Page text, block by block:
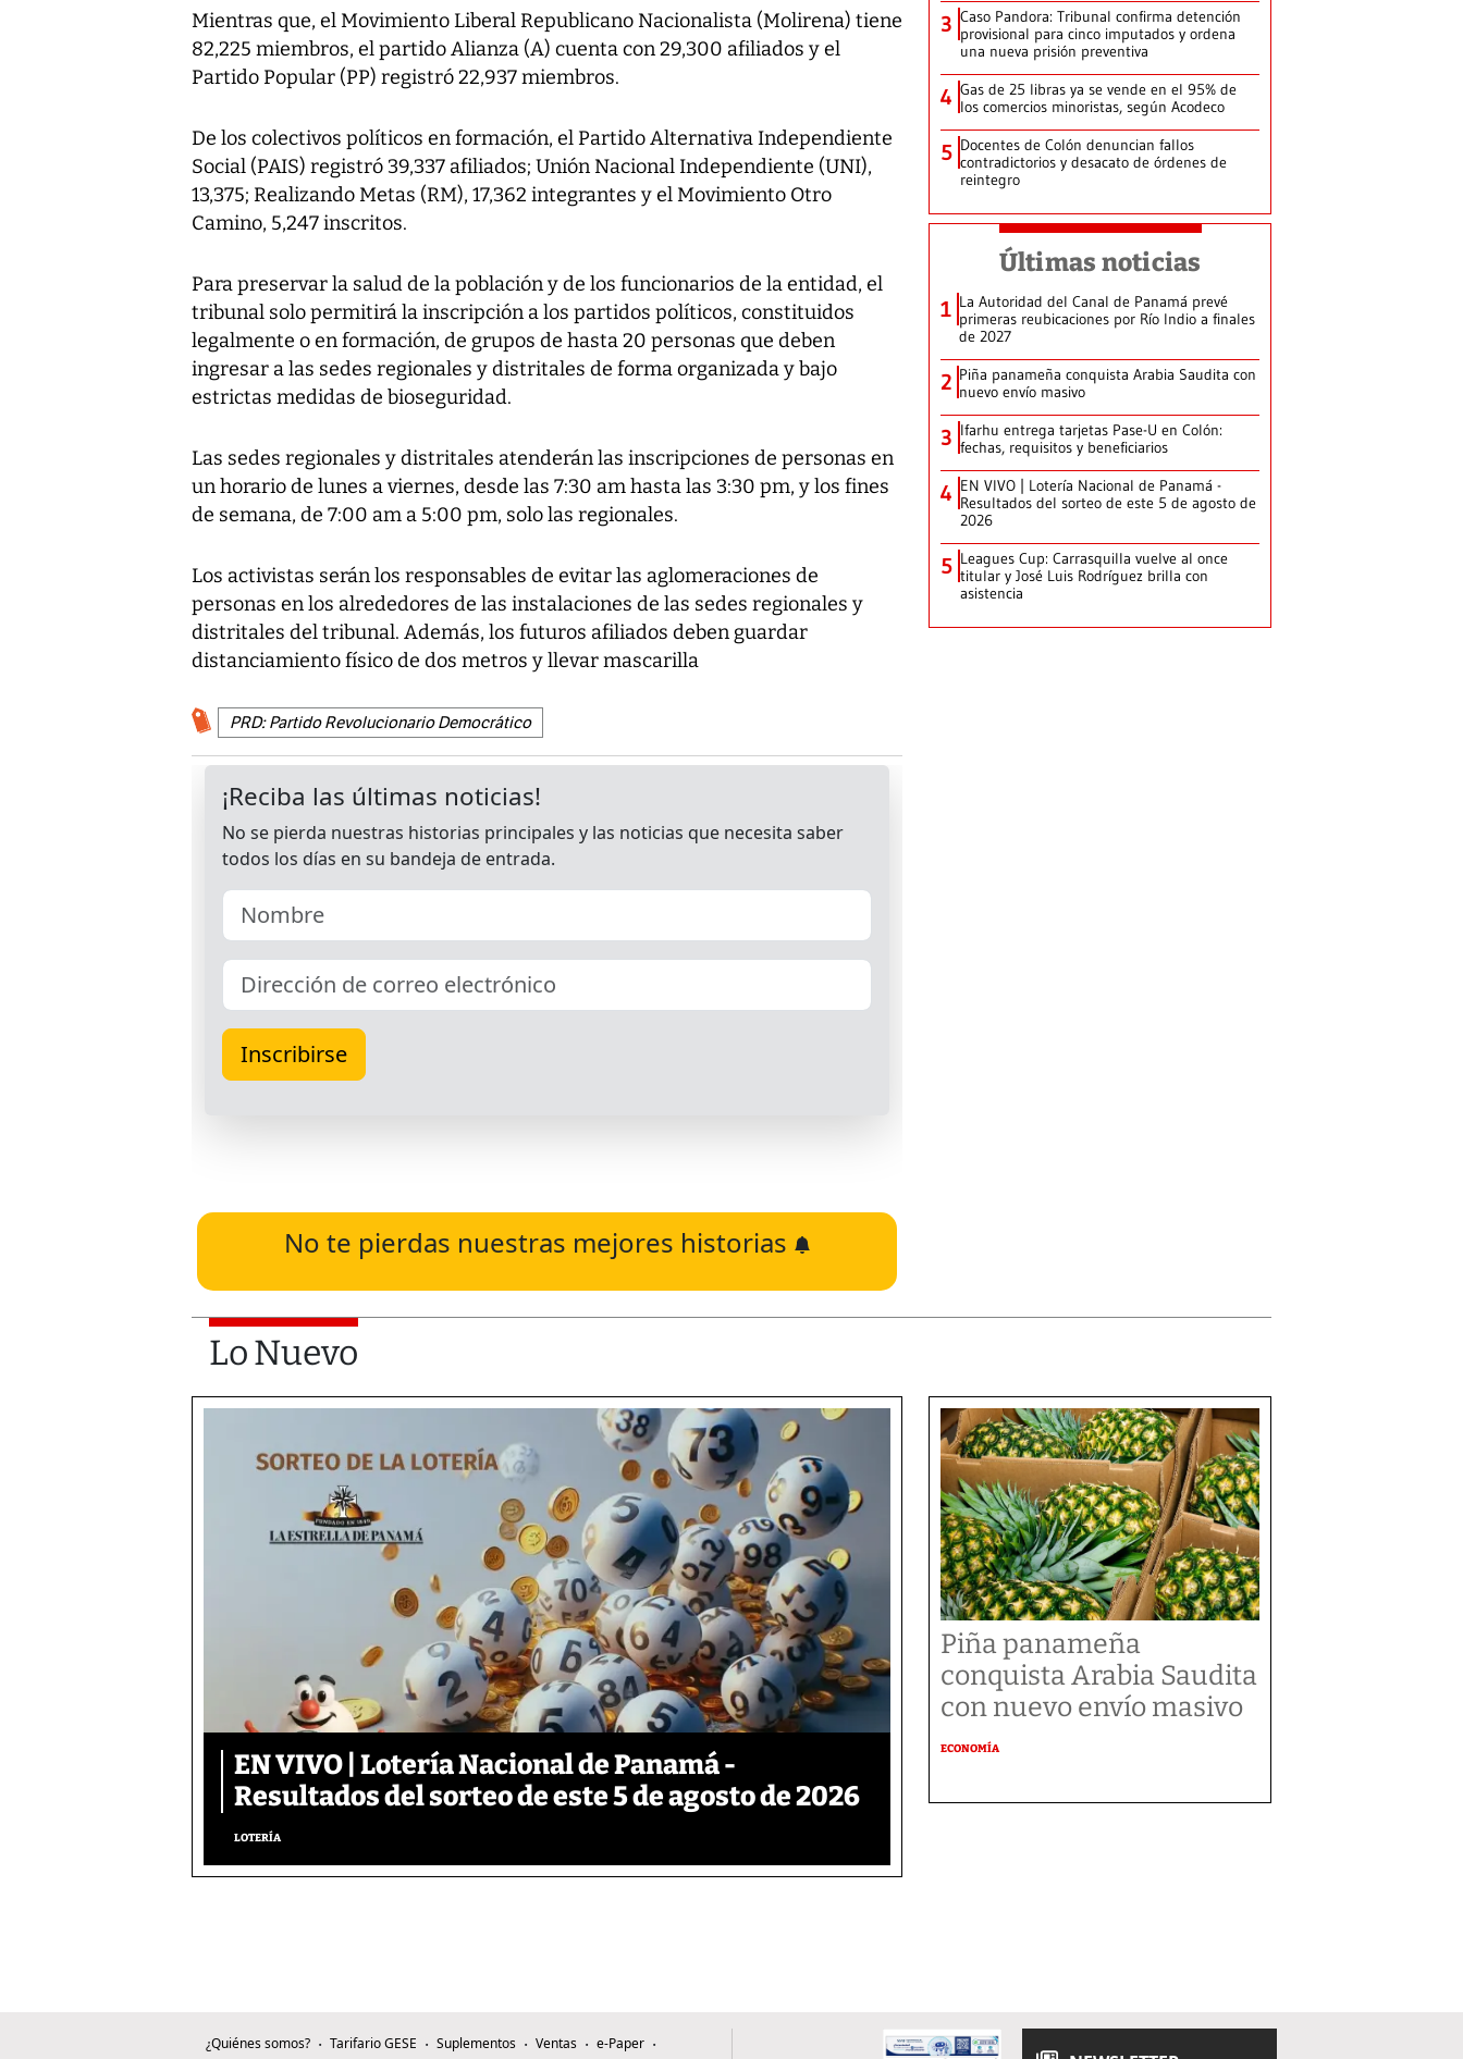
Mientras que, el Movimiento Liberal Republicano Nacionalista (Molirena) tiene
82,225 miembros, el partido Alianza (A) cuenta con 29,300 afiliados y el
Partido Popular (PP) registró 22,937 miembros.
De los colectivos políticos en formación, el Partido Alternativa Independiente
Social (PAIS) registró 39,337 afiliados; Unión Nacional Independiente (UNI),
13,375; Realizando Metas (RM), 17,362 integrantes y el Movimiento Otro
Camino, 5,247 inscritos.
Para preservar la salud de la población y de los funcionarios de la entidad, el
tribunal solo permitirá la inscripción a los partidos políticos, constituidos
legalmente o en formación, de grupos de hasta 20 personas que deben
ingresar a las sedes regionales y distritales de forma organizada y bajo
estrictas medidas de bioseguridad.
Las sedes regionales y distritales atenderán las inscripciones de personas en
un horario de lunes a viernes, desde las 7:30 am hasta las 3:30 pm, y los fines
de semana, de 7:00 am a 5:00 pm, solo las regionales.
Los activistas serán los responsables de evitar las aglomeraciones de
personas en los alrededores de las instalaciones de las sedes regionales y
distritales del tribunal. Además, los futuros afiliados deben guardar
distanciamiento físico de dos metros y llevar mascarilla
PRD: Partido Revolucionario Democrático
No te pierdas nuestras mejores historias
3 Caso Pandora: Tribunal confirma detención
provisional para cinco imputados y ordena
una nueva prisión preventiva
4 Gas de 25 libras ya se vende en el 95% de
los comercios minoristas, según Acodeco
5 Docentes de Colón denuncian fallos
contradictorios y desacato de órdenes de
reintegro
Últimas noticias
1 La Autoridad del Canal de Panamá prevé
primeras reubicaciones por Río Indio a finales
de 2027
2 Piña panameña conquista Arabia Saudita con
nuevo envío masivo
3 Ifarhu entrega tarjetas Pase-U en Colón:
fechas, requisitos y beneficiarios
4 EN VIVO | Lotería Nacional de Panamá -
Resultados del sorteo de este 5 de agosto de
2026
5 Leagues Cup: Carrasquilla vuelve al once
titular y José Luis Rodríguez brilla con
asistencia
Lo Nuevo
EN VIVO | Lotería Nacional de Panamá -
Resultados del sorteo de este 5 de agosto de 2026
LOTERÍA
Piña panameña
conquista Arabia Saudita
con nuevo envío masivo
ECONOMÍA
¿Quiénes somos? Tarifario GESE Suplementos Ventas e-Paper